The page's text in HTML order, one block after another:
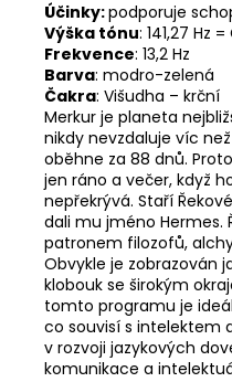
Účinky:podporuje
Výška tónu: 141,27 Hz =
Frekvence: 13,2 Hz
Barva: modro-zelená
Čakra: Višudha – krční
Merkur je planeta
nikdy nevzdaluje víc
oběhne za 88 dnů.
jen ráno a večer, když
nepřekrývá. Staří
dali mu jméno Hermes.
patronem filozofů,
Obvykle je zobrazován
klobouk se širokým
tomto programu je
co souvisí s intelektem
v rozvoji jazykových
komunikace a